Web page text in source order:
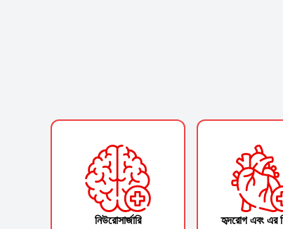
নিউরোসার্জারি হৃদরোগ এবং এর